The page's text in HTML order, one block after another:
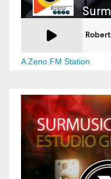
A Zeno.FM Station